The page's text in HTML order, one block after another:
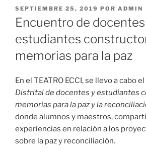
PUBLICADO
EL
SEPTIEMBRE 25, 2019 POR ADMIN
Encuentro de
estudiantes
memorias para la paz
En el TEATRO ECCI, se llevo a cabo el
Distrital de docentes y estudiantes
memorias para la paz y la
donde alumnos y maestros,
experiencias en relación a los
sobre la paz y reconciliación.